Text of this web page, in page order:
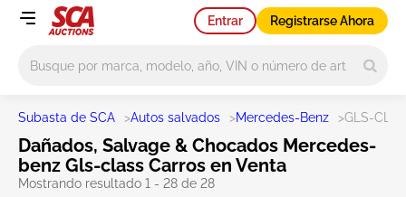
Entrar Registrarse Ahora
Subasta de SCA >Autos salvados >Mercedes-Benz >GLS-
Dañados, Salvage & Chocados Mercedes-
benz Gls-class Carros en Venta
Mostrando resultado 1 - 28 de 28